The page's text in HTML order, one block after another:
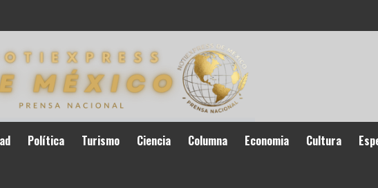
Política Turismo Ciencia Columna Economia Cultura